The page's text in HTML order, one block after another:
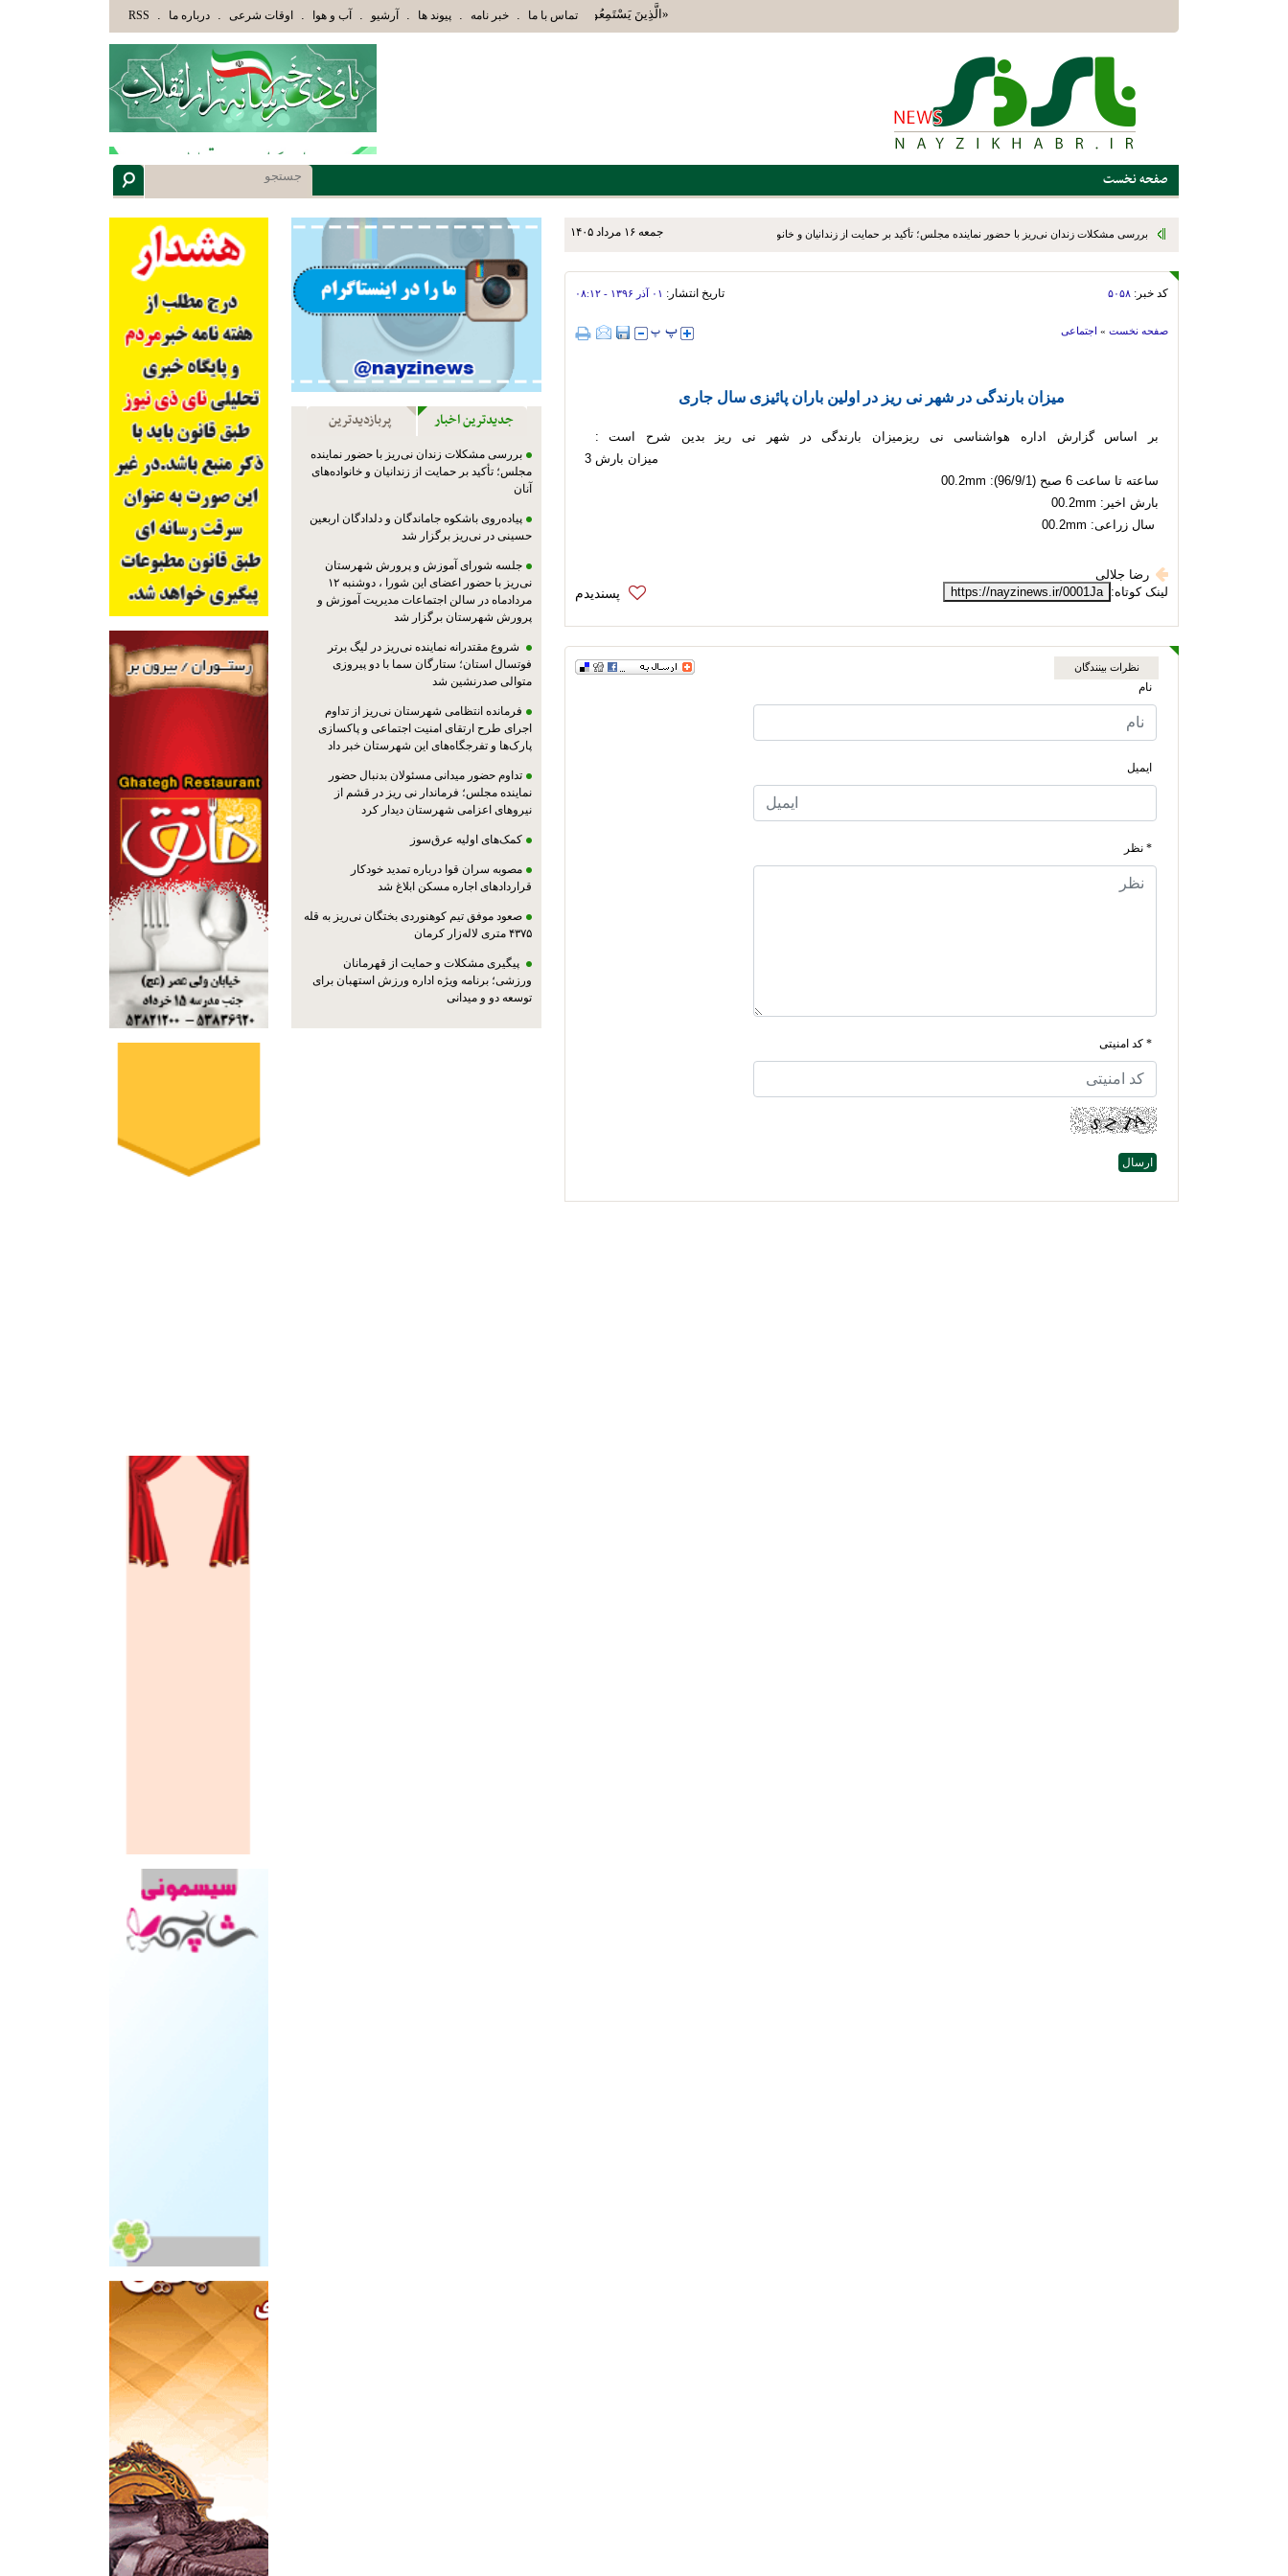
«الَّذِينَ يَسْتَمِعُونَ الْقَوْلَ فَيَتَّبِعُونَ أَحْسَنَهُ أُوْلَئِكَ الَّذِينَ هَدَاهُمُ اللَّهُ وَأُوْلَئِكَ هُمْ أُوْلُوا الْأَلْبَابِ» عاقلان هدایت یافته،حرفها را میشنوند و
تماس با ما . خبر نامه . پیوند ها . آرشیو . آب و هوا . اوقات شرعی . درباره ما .
RSS
صفحه نخست
جمعه ۱۶ مرداد ۱۴۰۵ بررسی مشکلات زندان نی‌ریز با حضور نماینده مجلس؛ تأکید بر حمایت از زندانیان و خانواده‌های آنان
کد خبر: ۵۰۵۸ تاریخ انتشار: ۰۱ آذر ۱۳۹۶ - ۰۸:۱۲
صفحه نخست » اجتماعی
میزان بارندگی در شهر نی ریز در اولین باران پائیزی سال جاری
بر اساس گزارش اداره هواشناسی نی ریزمیزان بارندگی در شهر نی ریز بدین شرح است :
میزان بارش 3
ساعته تا ساعت 6 صبح (96/9/1): 00.2mm
بارش اخیر: 00.2mm
سال زراعی: 00.2mm
رضا جلالی
لینک کوتاه: https://nayzinews.ir/0001Ja
نظرات بینندگان
نام
ایمیل
* نظر
* کد امنیتی
جدیدترین اخبار پربازدیدترین
بررسی مشکلات زندان نی‌ریز با حضور نماینده
مجلس؛ تأکید بر حمایت از زندانیان و خانواده‌های
آنان
پیاده‌روی باشکوه جاماندگان و دلدادگان اربعین
حسینی در نی‌ریز برگزار شد
جلسه شورای آموزش و پرورش شهرستان
نی‌ریز با حضور اعضای این شورا ، دوشنبه ۱۲
مردادماه در سالن اجتماعات مدیریت آموزش و
پرورش شهرستان برگزار شد
شروع مقتدرانه نماینده نی‌ریز در لیگ برتر
فوتسال استان؛ ستارگان سما با دو پیروزی
متوالی صدرنشین شد
فرمانده انتظامی شهرستان نی‌ریز از تداوم
اجرای طرح ارتقای امنیت اجتماعی و پاکسازی
پارک‌ها و تفرجگاه‌های این شهرستان خبر داد
تداوم حضور میدانی مسئولان بدنبال حضور
نماینده مجلس؛ فرماندار نی ریز در قشم از
نیروهای اعزامی شهرستان دیدار کرد
کمک‌های اولیه عرق‌سوز
مصوبه سران قوا درباره تمدید خودکار
قراردادهای اجاره مسکن ابلاغ شد
صعود موفق تیم کوهنوردی بختگان نی‌ریز به قله
۴۳۷۵ متری لاله‌زار کرمان
پیگیری مشکلات و حمایت از قهرمانان
ورزشی؛ برنامه ویژه اداره ورزش استهبان برای
توسعه دو و میدانی